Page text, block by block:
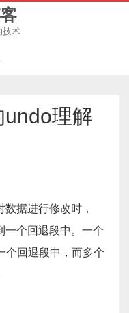
技术
理解
据进行修改时，
一个回退段中。一个
个回退段中，而多个